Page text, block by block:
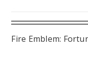
Fire Emblem: